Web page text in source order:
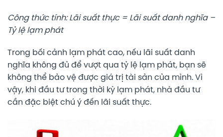
Công thức tính: Lãi suất thực = Lãi suất danh nghĩa –
Tỷ lệ lạm phát
Trong bối cảnh lạm phát cao, nếu lãi suất danh
nghĩa không đủ để vượt qua tỷ lệ lạm phát, bạn sẽ
không thể bảo vệ được giá trị tài sản của mình. Vì
vậy, khi đầu tư trong thời kỳ lạm phát, nhà đầu tư
cần đặc biệt chú ý đến lãi suất thực.